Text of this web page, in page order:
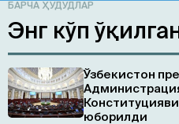
БАРЧА ҲУДУДЛАР
Энг кўп
Ўзбекистон
юборилди